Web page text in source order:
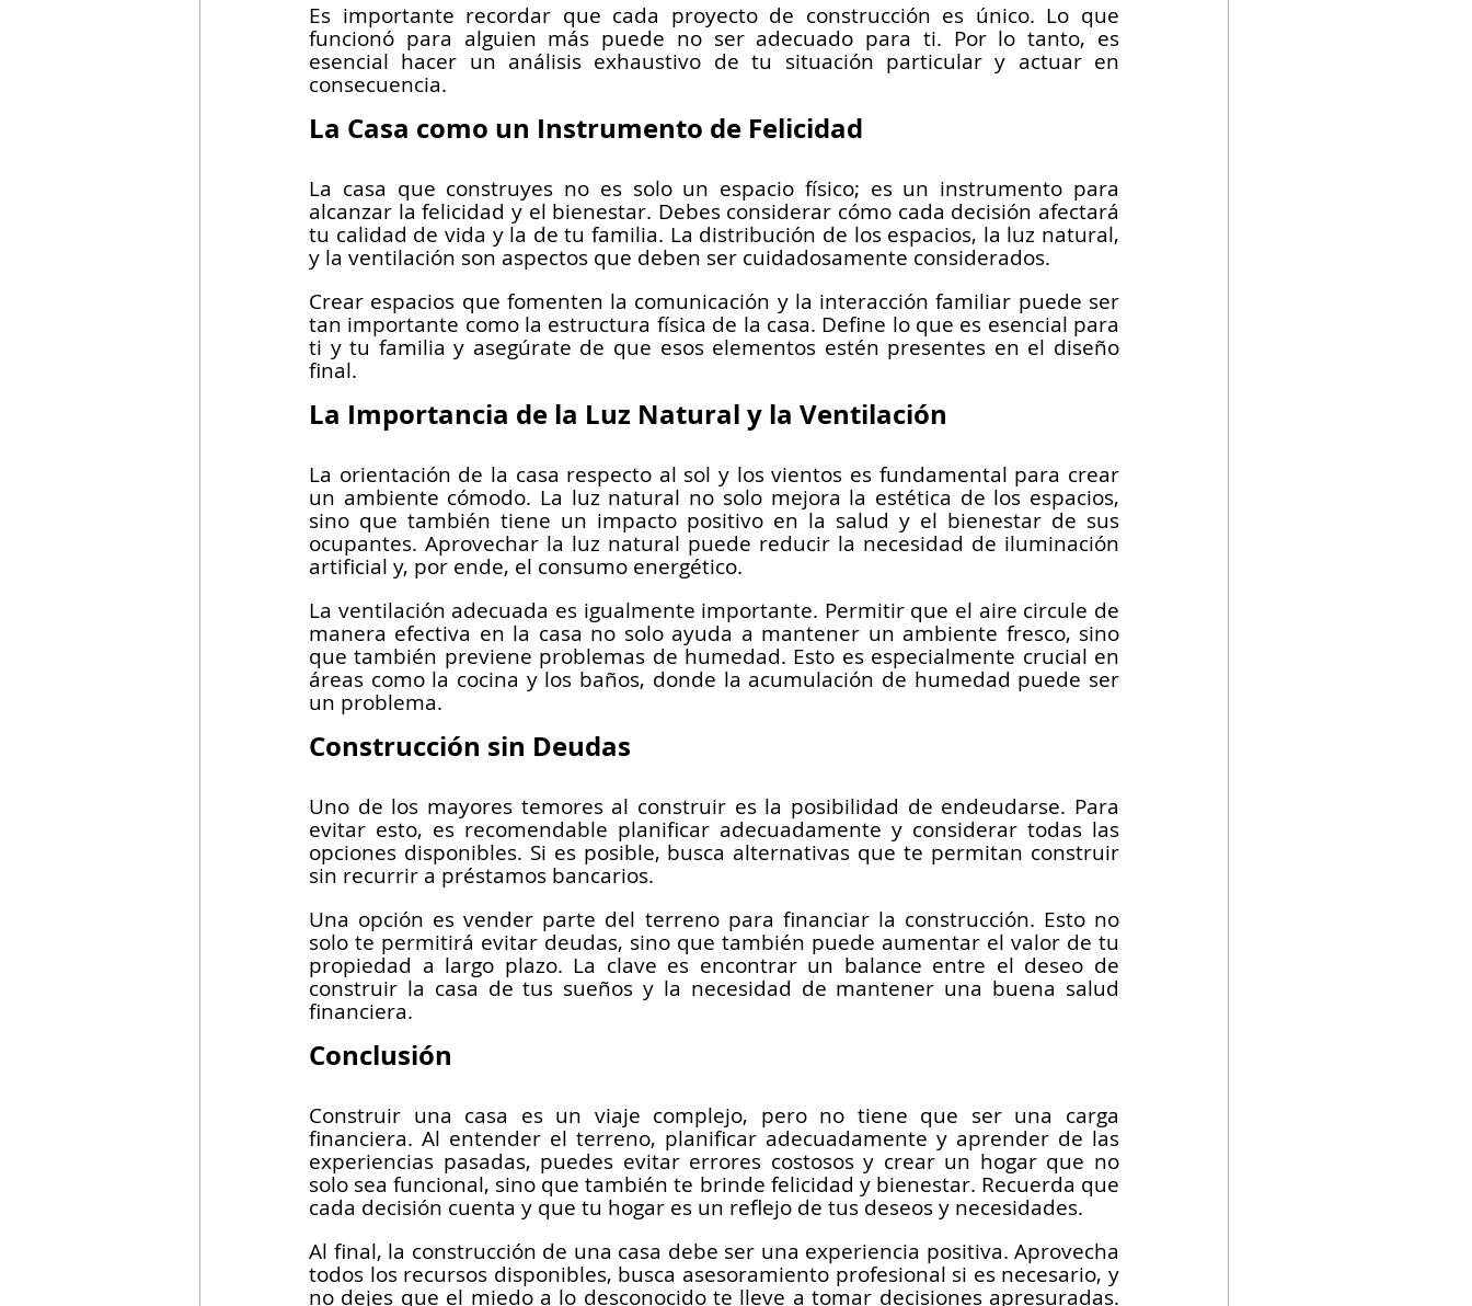
Es importante recordar que cada proyecto de construcción es único. Lo que
funcionó para alguien más puede no ser adecuado para ti. Por lo tanto, es
esencial hacer un análisis exhaustivo de tu situación particular y actuar en
consecuencia.
La Casa como un Instrumento de Felicidad
La casa que construyes no es solo un espacio físico; es un instrumento para
alcanzar la felicidad y el bienestar. Debes considerar cómo cada decisión afectará
tu calidad de vida y la de tu familia. La distribución de los espacios, la luz natural,
y la ventilación son aspectos que deben ser cuidadosamente considerados.
Crear espacios que fomenten la comunicación y la interacción familiar puede ser
tan importante como la estructura física de la casa. Define lo que es esencial para
ti y tu familia y asegúrate de que esos elementos estén presentes en el diseño
final.
La Importancia de la Luz Natural y la Ventilación
La orientación de la casa respecto al sol y los vientos es fundamental para crear
un ambiente cómodo. La luz natural no solo mejora la estética de los espacios,
sino que también tiene un impacto positivo en la salud y el bienestar de sus
ocupantes. Aprovechar la luz natural puede reducir la necesidad de iluminación
artificial y, por ende, el consumo energético.
La ventilación adecuada es igualmente importante. Permitir que el aire circule de
manera efectiva en la casa no solo ayuda a mantener un ambiente fresco, sino
que también previene problemas de humedad. Esto es especialmente crucial en
áreas como la cocina y los baños, donde la acumulación de humedad puede ser
un problema.
Construcción sin Deudas
Uno de los mayores temores al construir es la posibilidad de endeudarse. Para
evitar esto, es recomendable planificar adecuadamente y considerar todas las
opciones disponibles. Si es posible, busca alternativas que te permitan construir
sin recurrir a préstamos bancarios.
Una opción es vender parte del terreno para financiar la construcción. Esto no
solo te permitirá evitar deudas, sino que también puede aumentar el valor de tu
propiedad a largo plazo. La clave es encontrar un balance entre el deseo de
construir la casa de tus sueños y la necesidad de mantener una buena salud
financiera.
Conclusión
Construir una casa es un viaje complejo, pero no tiene que ser una carga
financiera. Al entender el terreno, planificar adecuadamente y aprender de las
experiencias pasadas, puedes evitar errores costosos y crear un hogar que no
solo sea funcional, sino que también te brinde felicidad y bienestar. Recuerda que
cada decisión cuenta y que tu hogar es un reflejo de tus deseos y necesidades.
Al final, la construcción de una casa debe ser una experiencia positiva. Aprovecha
todos los recursos disponibles, busca asesoramiento profesional si es necesario, y
no dejes que el miedo a lo desconocido te lleve a tomar decisiones apresuradas.